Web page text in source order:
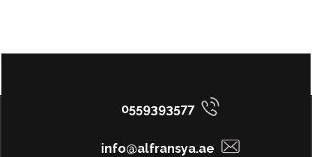
0559393577
info@alfransya.ae